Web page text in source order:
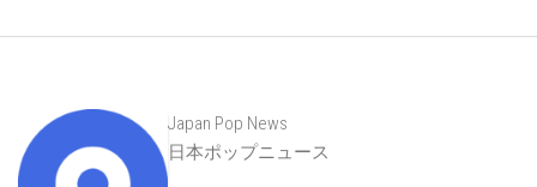
Japan Pop News
日本ポップニュース